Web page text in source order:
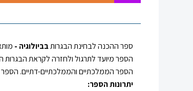
ספר ההכנה לבחינת הבגרותבביולוגיה -
הספר מיועד לתרגול ולחזרה לקראת הבגרות העיונית
הספר הממלכתיים והממלכתיים-דתיים. הספר מתאים
יתרונות הספר: